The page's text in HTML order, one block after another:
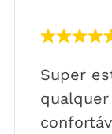
Super